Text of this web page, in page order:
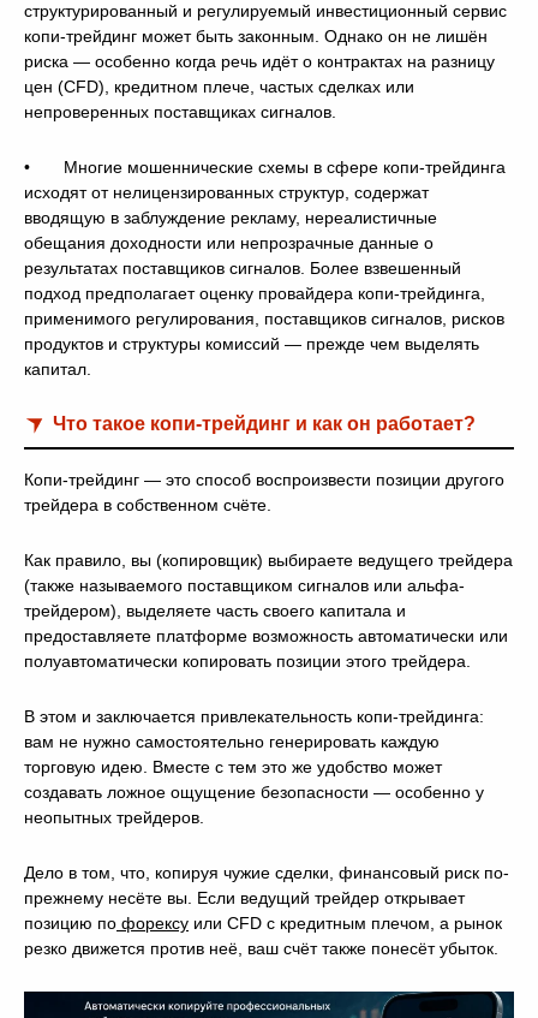
структурированный и регулируемый инвестиционный сервис
копи-трейдинг может быть законным. Однако он не лишён
риска — особенно когда речь идёт о контрактах на разницу
цен (CFD), кредитном плече, частых сделках или
непроверенных поставщиках сигналов.
• Многие мошеннические схемы в сфере копи-трейдинга
исходят от нелицензированных структур, содержат
вводящую в заблуждение рекламу, нереалистичные
обещания доходности или непрозрачные данные о
результатах поставщиков сигналов. Более взвешенный
подход предполагает оценку провайдера копи-трейдинга,
применимого регулирования, поставщиков сигналов, рисков
продуктов и структуры комиссий — прежде чем выделять
капитал.
Что такое копи-трейдинг и как он работает?
Копи-трейдинг — это способ воспроизвести позиции другого
трейдера в собственном счёте.
Как правило, вы (копировщик) выбираете ведущего трейдера
(также называемого поставщиком сигналов или альфа-
трейдером), выделяете часть своего капитала и
предоставляете платформе возможность автоматически или
полуавтоматически копировать позиции этого трейдера.
В этом и заключается привлекательность копи-трейдинга:
вам не нужно самостоятельно генерировать каждую
торговую идею. Вместе с тем это же удобство может
создавать ложное ощущение безопасности — особенно у
неопытных трейдеров.
Дело в том, что, копируя чужие сделки, финансовый риск по-
прежнему несёте вы. Если ведущий трейдер открывает
позицию по форексу или CFD с кредитным плечом, а рынок
резко движется против неё, ваш счёт также понесёт убыток.